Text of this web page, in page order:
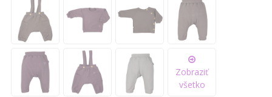
Zobraziť
všetko